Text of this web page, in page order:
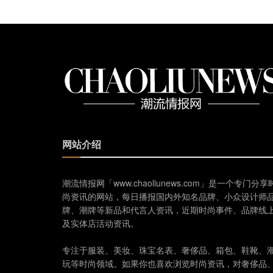
网站介绍
潮流情报网「www.chaoliunews.com」是一个专门分享
尚资讯的网站，每日播报国内外知名品牌、小众设计师
牌、潮牌等新品和代言人资讯，近期时尚事件、品牌线
及实体店活动资讯。
专注于服装、美妆、珠宝名表、奢侈品、箱包、鞋靴、
玩等时尚领域。如果你也喜欢浏览时尚资讯，对奢侈品